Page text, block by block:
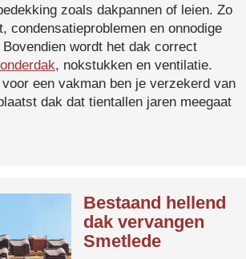
zoals dakpannen of leien. Zo
condensatieproblemen en onnodige
wordt het dak correct
onderdak, nokstukken en ventilatie.
een vakman ben je verzekerd van
dak dat tientallen jaren meegaat
Bestaand hellend
dak vervangen
Smetlede